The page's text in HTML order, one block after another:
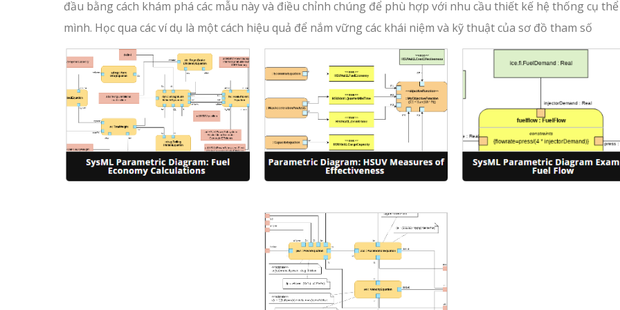
đầu bằng cách khám phá các mẫu này và điều chỉnh chúng để phù hợp với nhu cầu thiết kế hệ thống cụ
mình. Học qua các ví dụ là một cách hiệu quả để nắm vững các khái niệm và kỹ thuật của sơ đồ tham số